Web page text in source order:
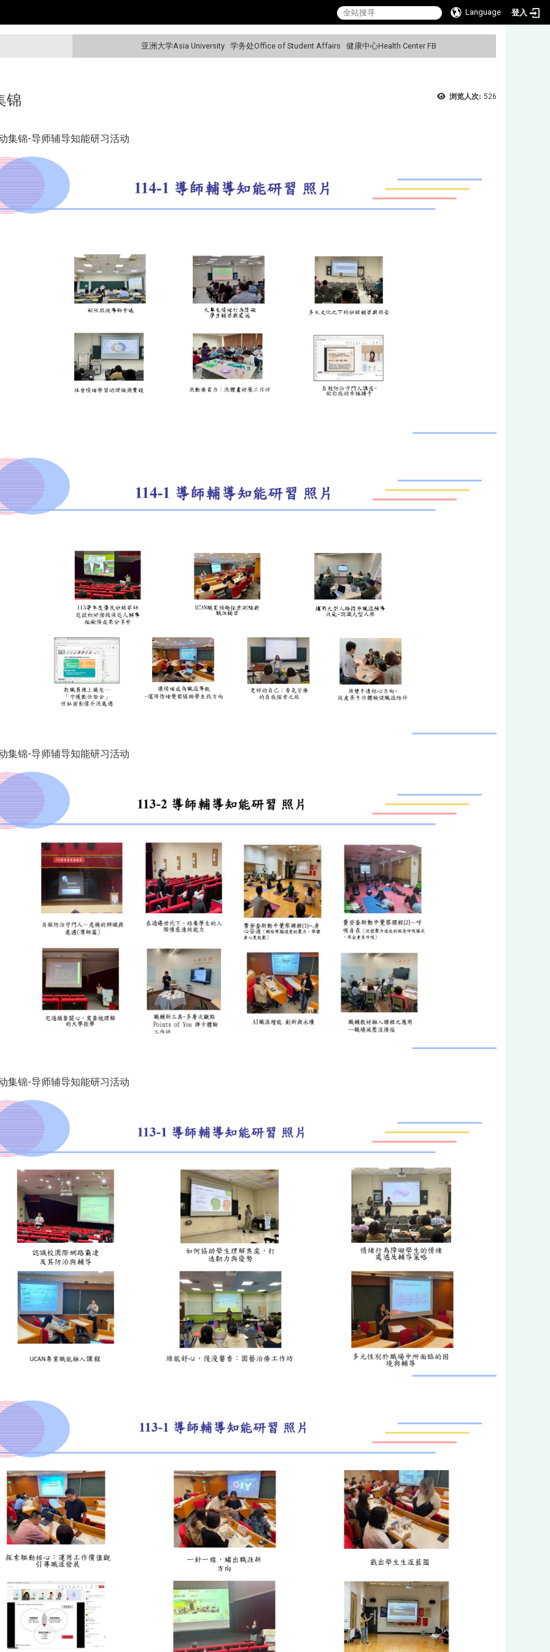
Language 登入
亚洲大学Asia University 学务处Office of Student Affairs 健康中心Health Center FB
浏览人次: 526
锦
集锦-导师辅导知能研习活动
集锦-导师辅导知能研习活动
集锦-导师辅导知能研习活动